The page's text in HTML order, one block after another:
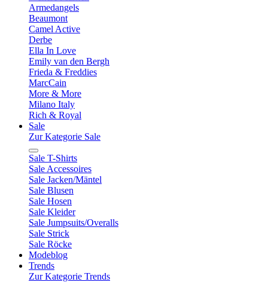
Armedangels
Beaumont
Camel Active
Derbe
Ella In Love
Emily van den Bergh
Frieda & Freddies
MarcCain
More & More
Milano Italy
Rich & Royal
Sale
Zur Kategorie Sale
Sale T-Shirts
Sale Accessoires
Sale Jacken/Mäntel
Sale Blusen
Sale Hosen
Sale Kleider
Sale Jumpsuits/Overalls
Sale Strick
Sale Röcke
Modeblog
Trends
Zur Kategorie Trends